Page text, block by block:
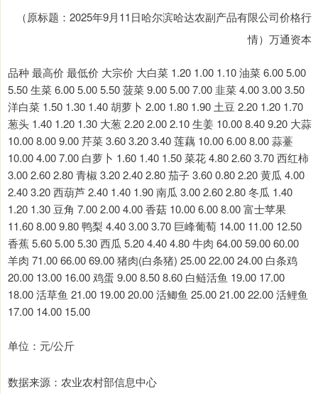
（原标题：2025年9月11日哈尔滨哈达农副产品有限公司价格行
情）万通资本
品种 最高价 最低价 大宗价 大白菜 1.20 1.00 1.10 油菜 6.00 5.00
5.50 生菜 6.00 5.00 5.50 菠菜 9.00 5.00 7.00 韭菜 4.00 3.00 3.50
洋白菜 1.50 1.30 1.40 胡萝卜 2.00 1.80 1.90 土豆 2.20 1.20 1.70
葱头 1.40 1.20 1.30 大葱 2.20 2.00 2.10 生姜 10.00 8.40 9.20 大蒜
10.00 8.00 9.00 芹菜 3.60 3.20 3.40 莲藕 10.00 6.00 8.00 蒜薹
10.00 4.00 7.00 白萝卜 1.60 1.40 1.50 菜花 4.80 2.60 3.70 西红柿
3.00 2.60 2.80 青椒 3.20 2.40 2.80 茄子 3.60 0.80 2.20 黄瓜 4.00
2.40 3.20 西葫芦 2.40 1.40 1.90 南瓜 3.00 2.60 2.80 冬瓜 1.40
1.20 1.30 豆角 7.00 2.00 4.00 香菇 10.00 6.00 8.00 富士苹果
11.60 8.00 9.80 鸭梨 4.40 3.00 3.70 巨峰葡萄 14.00 11.00 12.50
香蕉 5.60 5.00 5.30 西瓜 5.20 4.40 4.80 牛肉 64.00 59.00 60.00
羊肉 71.00 66.00 69.00 猪肉(白条猪) 25.00 22.00 24.00 白条鸡
20.00 13.00 16.00 鸡蛋 9.00 8.50 8.60 白鲢活鱼 19.00 17.00
18.00 活草鱼 21.00 19.00 20.00 活鲫鱼 25.00 21.00 22.00 活鲤鱼
17.00 14.00 15.00
单位：元/公斤
数据来源：农业农村部信息中心